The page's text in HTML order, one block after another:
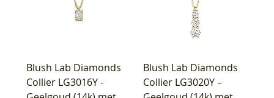
Blush Lab Diamonds
Collier LG3016Y -
Blush Lab Diamonds
Collier LG3020Y –